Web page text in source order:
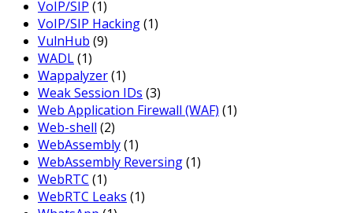
VoIP/SIP (1)
VoIP/SIP Hacking(1)
VulnHub (9)
WADL(1)
Wappalyzer(1)
Weak Session IDs (3)
Web Application Firewall (WAF) (1)
Web-shell (2)
WebAssembly(1)
WebAssembly Reversing(1)
WebRTC (1)
WebRTC Leaks (1)